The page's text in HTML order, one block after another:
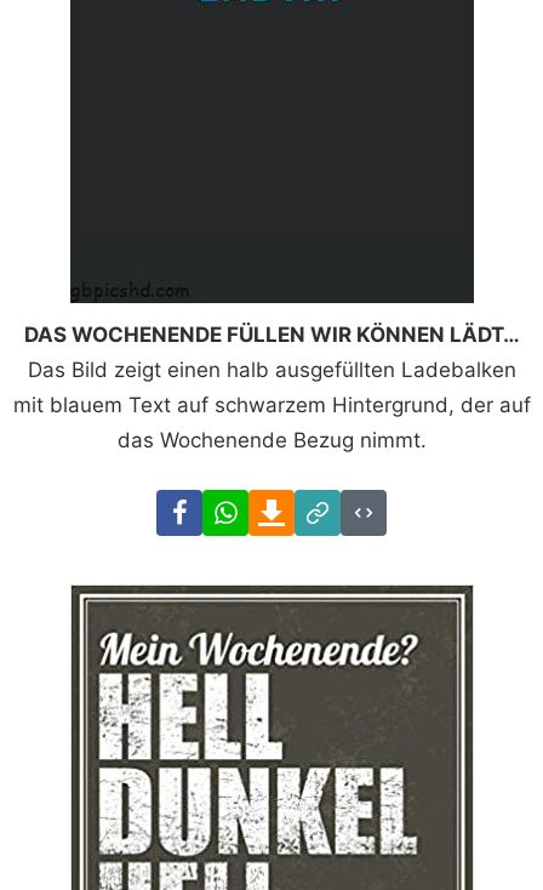
DAS WOCHENENDE FÜLLEN WIR KÖNNEN LÄDT…
Das Bild zeigt einen halb ausgefüllten Ladebalken
mit blauem Text auf schwarzem Hintergrund, der auf
das Wochenende Bezug nimmt.
FacebookWhatsAppDownload
Link
Code